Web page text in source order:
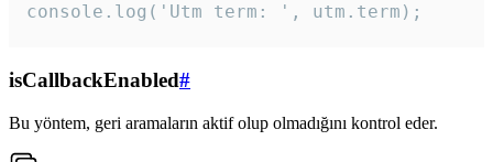
console.log('Utm term: ', utm.term);
isCallbackEnabled#
Bu yöntem, geri aramaların aktif olup olmadığını kontrol eder.